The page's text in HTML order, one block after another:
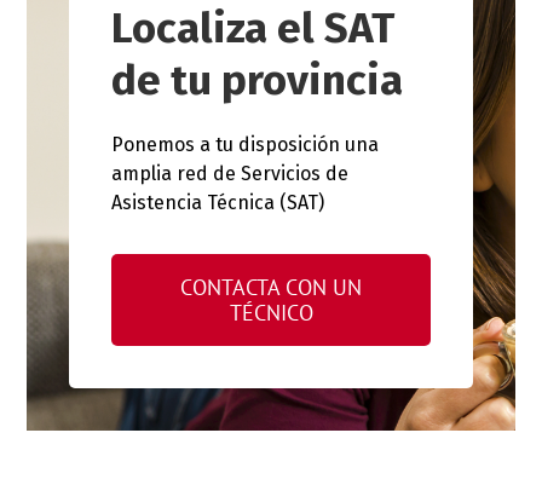
Localiza el SAT
de tu provincia
Ponemos a tu disposición una
amplia red de Servicios de
Asistencia Técnica (SAT)
CONTACTA CON UN
TÉCNICO